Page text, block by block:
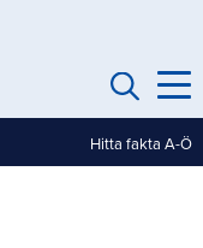
Hitta fakta A-Ö